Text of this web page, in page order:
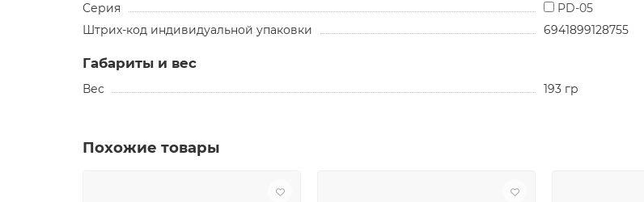
Серия
PD-05
Штрих-код индивидуальной упаковки
6941899128755
Габариты и вес
Вес 193 гр
Похожие товары